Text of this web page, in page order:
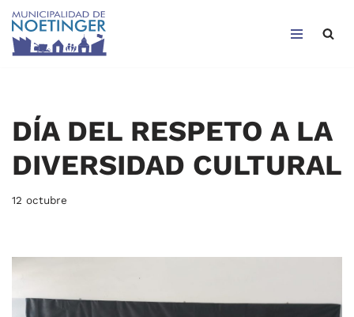
Saltar
DÍA DEL RESPETO A LA
DIVERSIDAD CULTURAL
12 octubre